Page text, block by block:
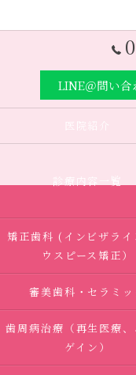
LINE＠問い合
医院紹介
診療内容一覧
矯正歯科 (インビザライ
ウスピース矯正）
審美歯科・セラミッ
歯周病治療（再生医療、
ゲイン）